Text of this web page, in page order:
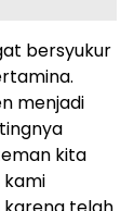
bersyukur
menjadi
kita